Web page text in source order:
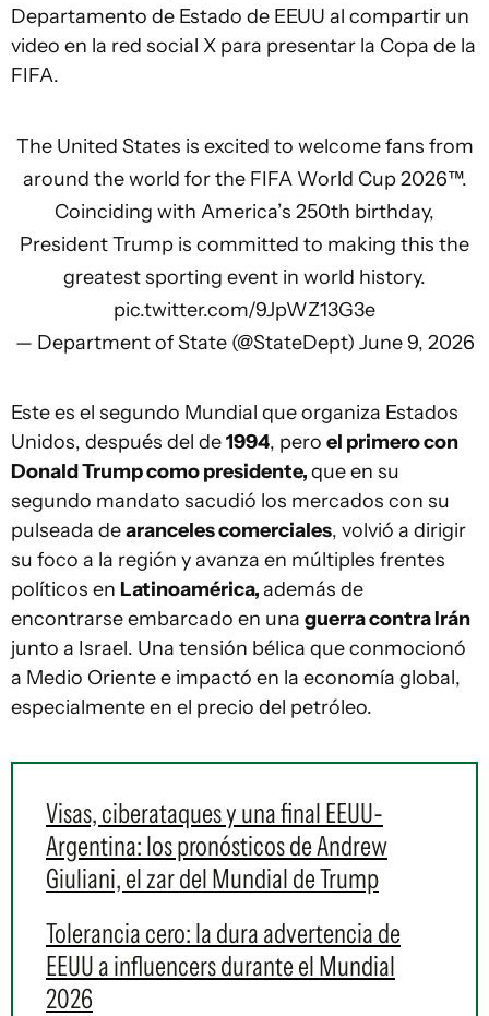
Departamento de Estado de EEUU al compartir un
video en la red social X para presentar la Copa de la
FIFA.
The United States is excited to welcome fans from
around the world for the FIFA World Cup 2026™.
Coinciding with America’s 250th birthday,
President Trump is committed to making this the
greatest sporting event in world history.
pic.twitter.com/9JpWZ13G3e
— Department of State (@StateDept) June 9, 2026
Este es el segundo Mundial que organiza Estados
Unidos, después del de1994, pero el primero con
Donald Trump como presidente,que en su
segundo mandato sacudió los mercados con su
pulseada dearanceles comerciales, volvió a dirigir
su foco a la región y avanza en múltiples frentes
políticos en Latinoamérica,además de
encontrarse embarcado en una guerra contra Irán
junto a Israel. Una tensión bélica que conmocionó
a Medio Oriente e impactó en la economía global,
especialmente en el precio del petróleo.
Visas, ciberataques y una final EEUU-
Argentina: los pronósticos de Andrew
Giuliani, el zar del Mundial de Trump
Tolerancia cero: la dura advertencia de
EEUU a influencers durante el Mundial
2026